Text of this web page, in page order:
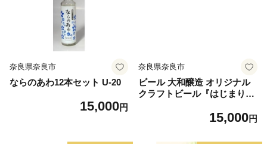
奈良県奈良市
ならのあわ12本セット U-20
15,000円
奈良県奈良市
ビール 大和醸造 オリジナル
クラフトビール『はじまりの
ビール ビール 地酒 お酒 飲み
15,000円